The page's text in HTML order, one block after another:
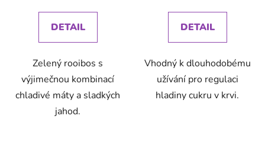
DETAIL
Zelený rooibos s
výjimečnou kombinací
chladivé máty a sladkých
jahod.
DETAIL
Vhodný k dlouhodobému
užívání pro regulaci
hladiny cukru v krvi.